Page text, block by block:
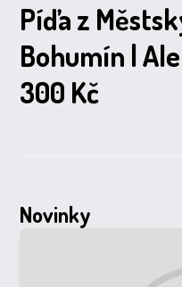
Píďa z
Bohumín |
300 Kč
Novinky